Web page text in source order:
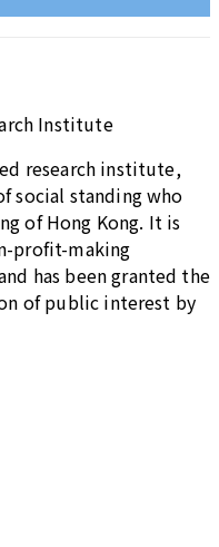
Institute
research institute,
social standing who
of Hong Kong. It is
profit-making
has been granted the
of public interest by